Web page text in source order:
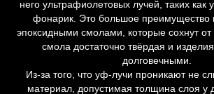
него ультрафиолетовых лучей, таких
фонарик. Это большое преимущество
эпоксидными смолами, которые сохнут
смола достаточно твёрдая и
долговечными.
Из-за того, что уф-лучи проникают не
материал, допустимая толщина слоя у